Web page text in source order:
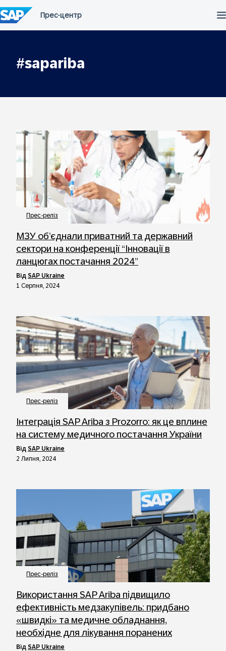
до
вмісту
#sapariba
Прес-реліз
МЗУ об’єднали приватний та державний
сектори на конференції “Інновації в
ланцюгах постачання 2024”
від SAP Ukraine
1 Серпня, 2024
Прес-реліз
Інтеграція SAP Ariba з Prozorro: як це вплине
на систему медичного постачання України
від SAP Ukraine
2 Липня, 2024
Прес-реліз
Використання SAP Ariba підвищило
ефективність медзакупівель: придбано
«швидкі» та медичне обладнання,
необхідне для лікування поранених
від SAP Ukraine